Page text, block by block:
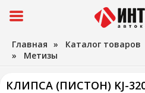
Главная » Каталог товаров
» Метизы
КЛИПСА (ПИСТОН) KJ-